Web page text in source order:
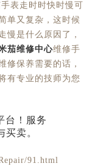
表走时时快时慢可
单又复杂，这时候
慢是什么原因了，
茄维修中心维修手
修保养需要的话，
有专业的技师为您
91.html